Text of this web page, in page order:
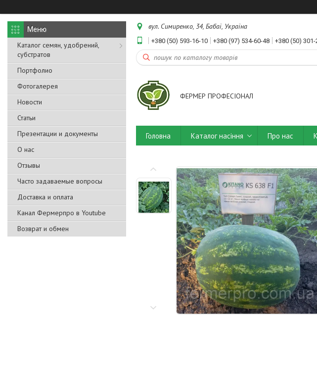
Каталог семян, удобрений,
субстратов
Портфолио
Фотогалерея
Новости
Статьи
Презентации и документы
О нас
Отзывы
Часто задаваемые вопросы
Доставка и оплата
Канал Фермерпро в Youtube
Возврат и обмен
вул. Симиренко, 34, Бабаї, Україна
+380 (50) 593-16-10 +380 (97) 534-60-48 +380 (50) 301-
ФЕРМЕР ПРОФЕСІОНАЛ
Головна Каталог насіння Про нас